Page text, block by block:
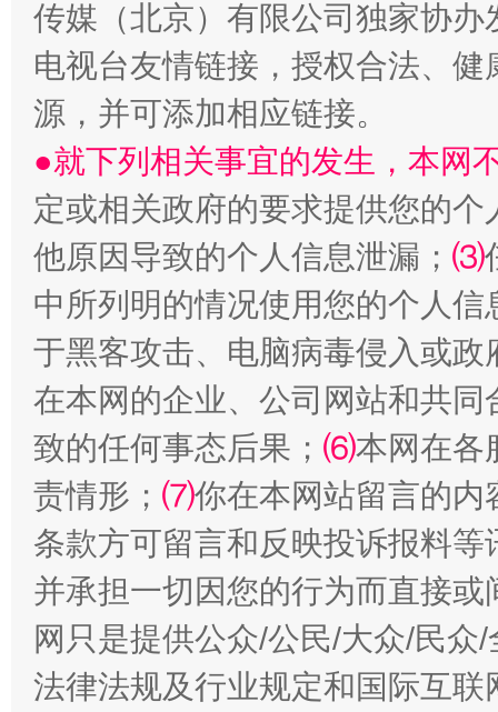
从幼儿园到大学，有这些资助 “
事关残疾人未来5年
规模最大的光氢储一体化项目 走
传媒（北京）有限公司独家协
电视台友情链接，授权合法、
源，并可添加相应链接。
●就下列相关事宜的发生，本网
定或相关政府的要求提供您的个
他原因导致的个人信息泄漏； ⑶
中所列明的情况使用您的个人
于黑客攻击、电脑病毒侵入或
在本网的企业、公司网站和共
致的任何事态后果； ⑹本网在各
责情形； ⑺你在本网站留言的内
条款方可留言和反映投诉报料
并承担一切因您的行为而直接
网只是提供公众/公民/大众/民
法律法规及行业规定和国际互